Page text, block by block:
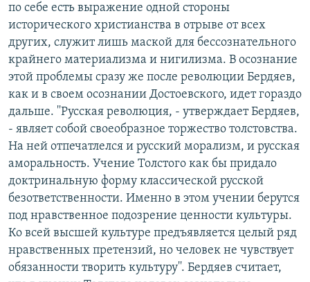
по себе есть выражение одной стороны
исторического христианства в отрыве от всех
других, служит лишь маской для бессознательного
крайнего материализма и нигилизма. В осознание
этой проблемы сразу же после революции Бердяев,
как и в своем осознании Достоевского, идет гораздо
дальше. ''Русская революция, - утверждает Бердяев,
- являет собой своеобразное торжество толстовства.
На ней отпечатлелся и русский морализм, и русская
аморальность. Учение Толстого как бы придало
доктринальную форму классической русской
безответственности. Именно в этом учении берутся
под нравственное подозрение ценности культуры.
Ко всей высшей культуре предъявляется целый ряд
нравственных претензий, но человек не чувствует
обязанности творить культуру''. Бердяев считает,